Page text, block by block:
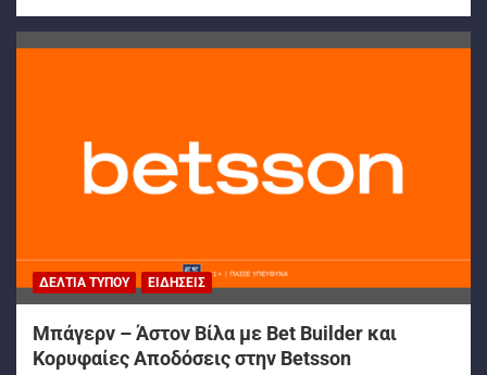
ΔΕΛΤΊΑ ΤΎΠΟΥ ΕΙΔΉΣΕΙΣ
Μπάγερν – Άστον Βίλα με Bet Builder και
Κορυφαίες Αποδόσεις στην Betsson